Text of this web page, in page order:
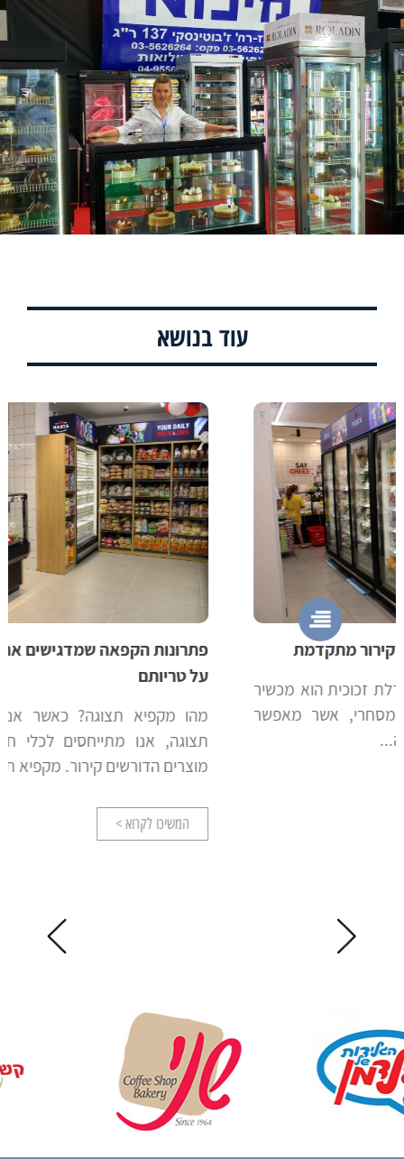
עוד בנושא
פתרונות הקפאה שמדגישים את המוצרים ושומרים
מהו מקפיא תצוגה? כאשר אנו מדברים על מקפיא
תצוגה, אנו מתייחסים לכלי חיוני לעסקים שמוכרים
מוצרים הדורשים קירור. מקפיא תצוגה מאפשר...